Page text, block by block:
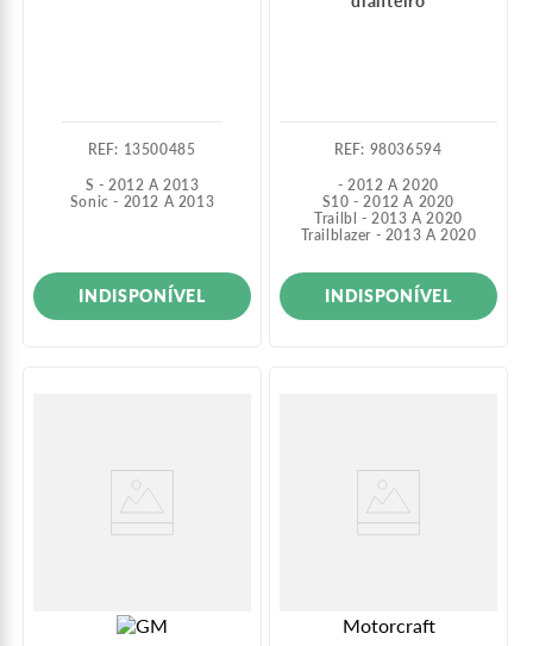
: 13500485
S - 2012 A 2013
Sonic - 2012 A 2013
INDISPONÍVEL
: 98036594
- 2012 A 2020
S10 - 2012 A 2020
Trailbl - 2013 A 2020
Trailblazer - 2013 A 2020
INDISPONÍVEL
Motorcraft